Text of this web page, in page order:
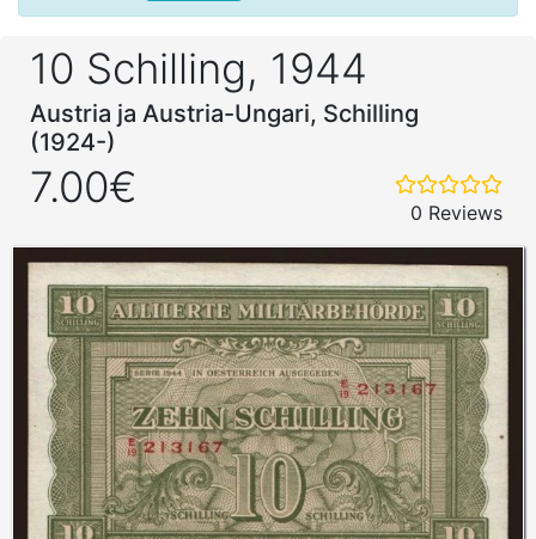
10 Schilling, 1944
Austria ja Austria-Ungari, Schilling
(1924-)
7.00€
0 Reviews